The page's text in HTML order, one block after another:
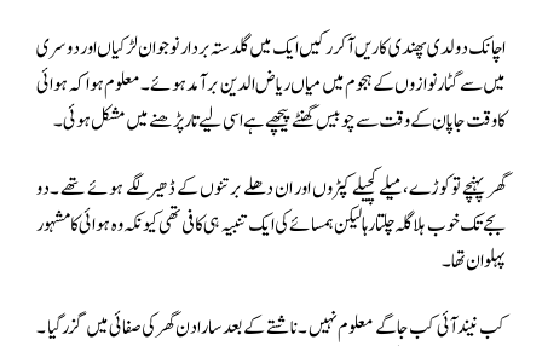
اچانک دو لدی پھندی کاریں آ کر رکیں ایک میں گلدستہ بردار نوجوان لڑکیاں اور دوسری
میں سے گٹارنوازوں کے ہجوم میں میاں ریاض الدین برآمد ہوئے ۔معلوم ہوا کہ ہوائی
کا وقت جاپان کے وقت سے چوبیس گھنٹے پیچھے ہے اسی لیے تار پڑھنے میں مشکل ہوئی ۔
گھر پہنچے تو کوڑے، میلے کچیلے کپڑوں اور ان دھلے برتنوں کے ڈھیر لگے ہوئے تھے ۔دو
بجے تک خوب ہلا گلہ چلتا رہا لیکن ہمسائے کی ایک تنبیہ ہی کافی تھی کیونکہ وہ ہوائی کا مشہور
پہلوان تھا ۔
کب نیند آئی کب جاگے معلوم نہیں ۔ ناشتے کے بعد سارا دن گھر کی صفائی میں گزر گیا ۔